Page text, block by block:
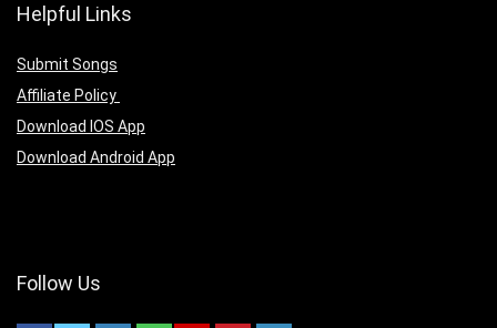
Helpful Links
Submit Songs
Affiliate Policy
Download IOS App
Download Android App
Follow Us